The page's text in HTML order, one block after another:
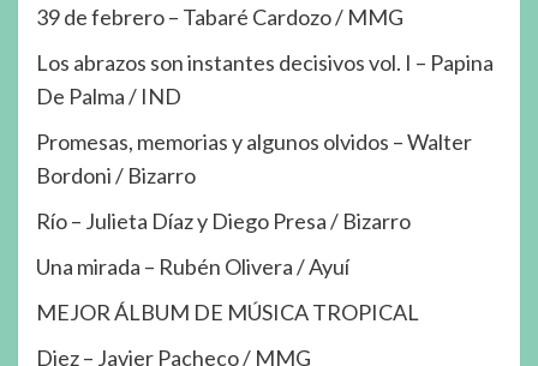
39 de febrero – Tabaré Cardozo / MMG
Los abrazos son instantes decisivos vol. I – Papina
De Palma / IND
Promesas, memorias y algunos olvidos – Walter
Bordoni / Bizarro
Río – Julieta Díaz y Diego Presa / Bizarro
Una mirada – Rubén Olivera / Ayuí
MEJOR ÁLBUM DE MÚSICA TROPICAL
Diez – Javier Pacheco / MMG